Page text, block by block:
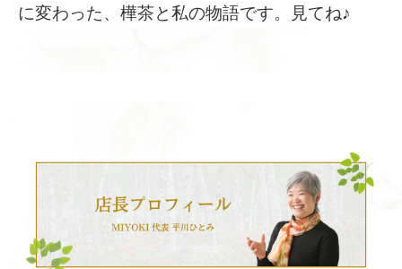
に変わった、樺茶と私の物語です。見てね♪